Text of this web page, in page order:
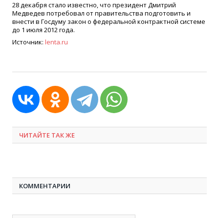
28 декабря стало известно, что президент Дмитрий
Медведев потребовал от правительства подготовить и
внести в Госдуму закон о федеральной контрактной системе
до 1 июля 2012 года.
Источник: lenta.ru
ЧИТАЙТЕ ТАК ЖЕ
КОММЕНТАРИИ